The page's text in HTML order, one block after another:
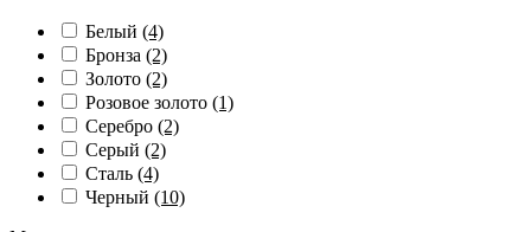
Белый (4)
Бронза (2)
Золото (2)
Розовое золото (1)
Серебро (2)
Серый (2)
Сталь (4)
Черный (10)